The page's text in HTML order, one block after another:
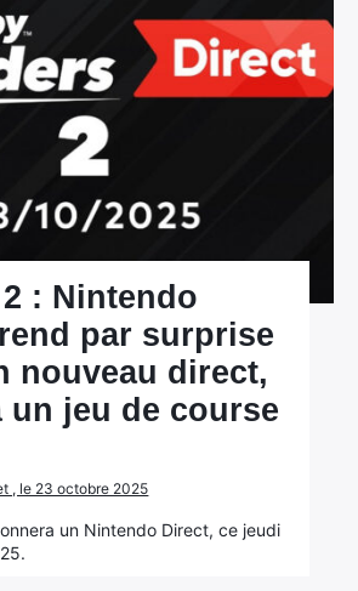
: Nintendo
par surprise
nouveau direct,
un jeu de course
, le 23 octobre 2025
un Nintendo Direct, ce jeudi